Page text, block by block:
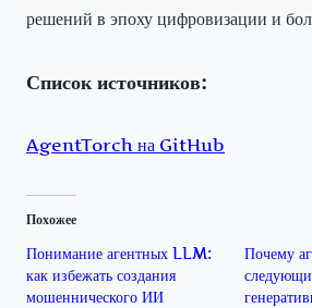
решений в эпоху цифровизации и
Список источников:
AgentTorch на GitHub
Похожее
Понимание агентных LLM:
как избежать создания
мошеннического ИИ
Почему